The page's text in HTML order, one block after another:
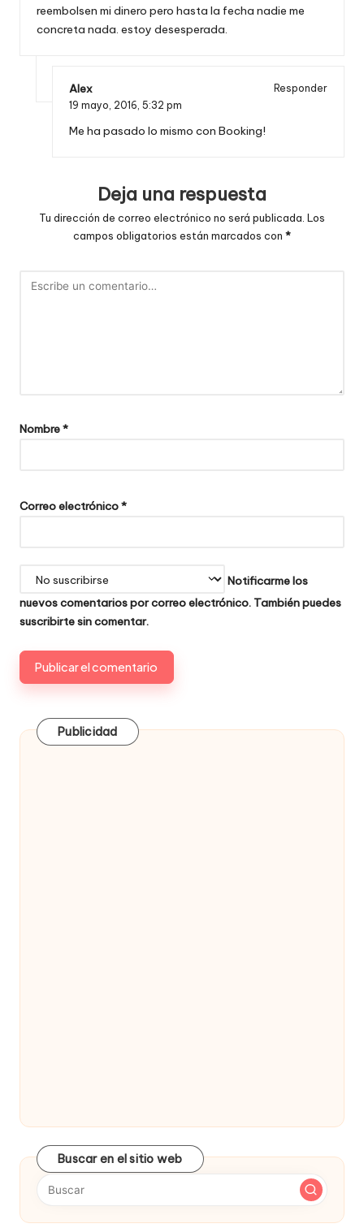
reembolsen mi dinero pero hasta la fecha nadie me
concreta nada. estoy desesperada.
Alex
Responder
19 mayo, 2016, 5:32 pm
Me ha pasado lo mismo con Booking!
Deja una respuesta
Tu dirección de correo electrónico no será publicada. Los
campos obligatorios están marcados con *
Nombre*
Correo electrónico*
Notificarme los
nuevos comentarios por correo electrónico. También puedes
suscribirtesin comentar.
Publicidad
Buscar en el sitio web